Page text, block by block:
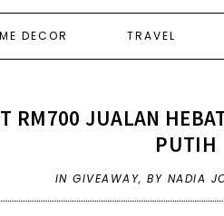
DECOR TRAVEL
RM700 JUALAN
PUTIH
INGIVEAWAY,BY NADIA